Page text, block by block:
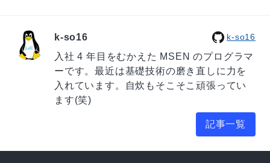
k-so16 k-so16
入社 4 年目をむかえた MSEN のプログラマ
ーです。最近は基礎技術の磨き直しに力を
入れています。自炊もそこそこ頑張ってい
ます(笑)
記事一覧